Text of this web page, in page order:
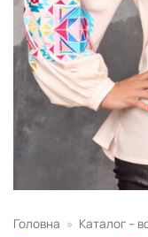
Головна » Каталог –